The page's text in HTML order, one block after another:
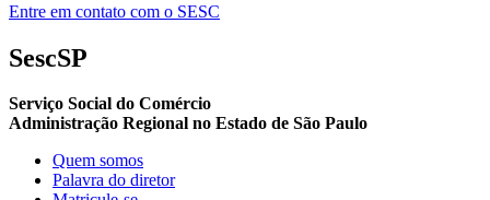
Entre em contato com o SESC
SescSP
Serviço Social do Comércio
Administração Regional no Estado de São Paulo
Quem somos
Palavra do diretor